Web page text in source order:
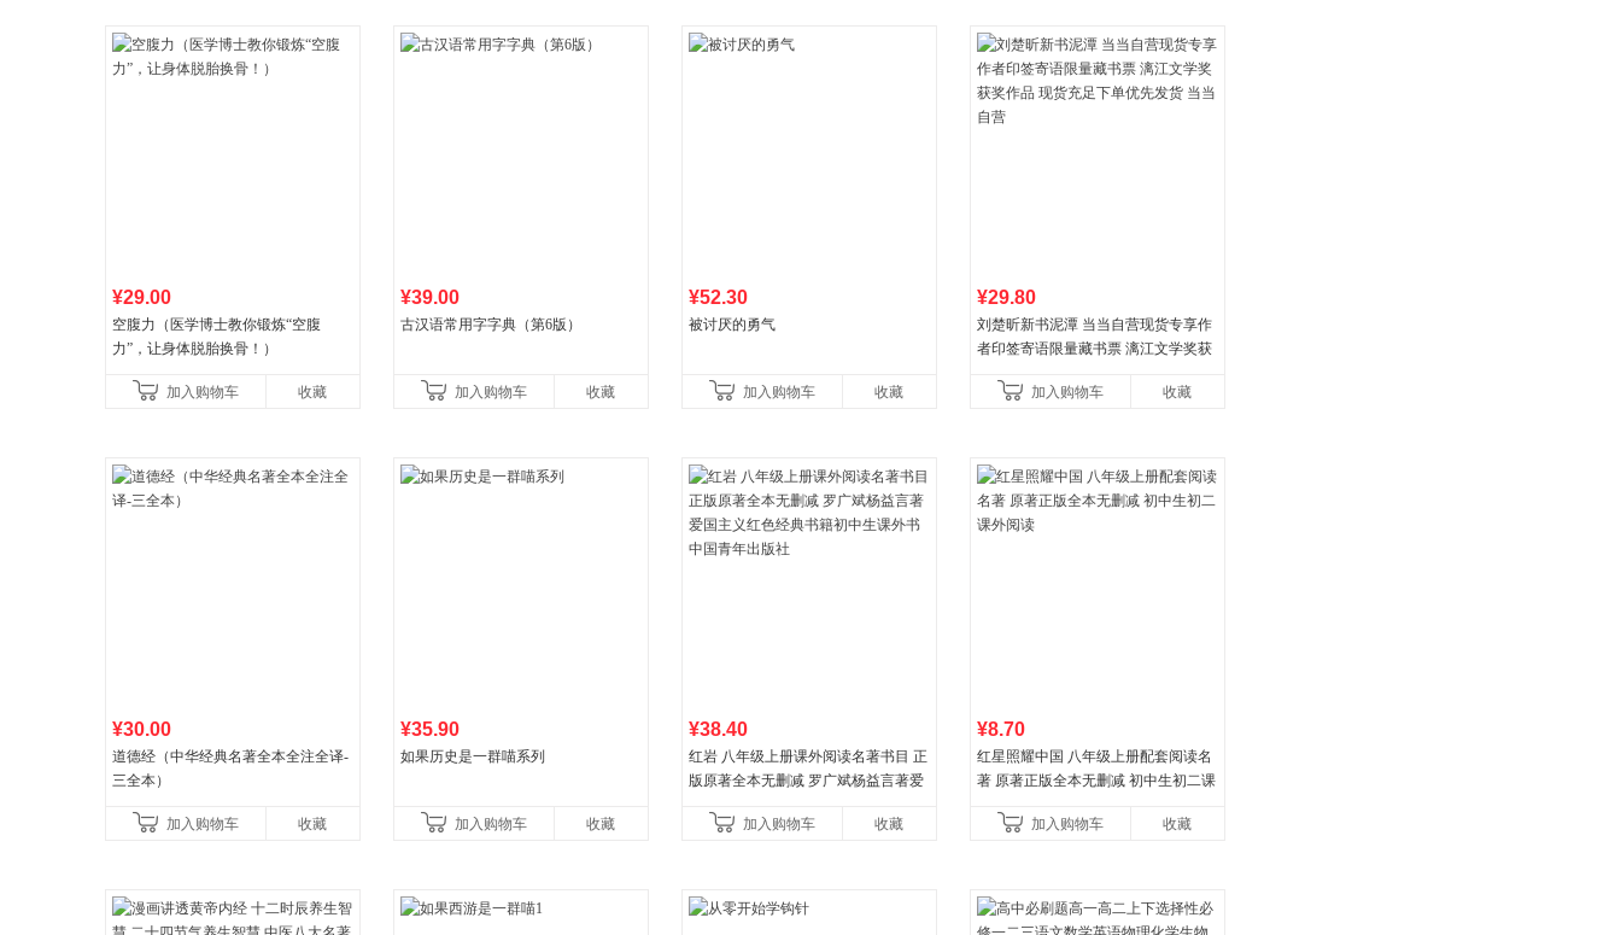
¥29.00
空腹力（医学博士教你锻炼“空腹
力”，让身体脱胎换骨！）
加入购物车 收藏
¥39.00
古汉语常用字字典（第6版）
加入购物车 收藏
¥52.30
被讨厌的勇气
加入购物车 收藏
¥29.80
刘楚昕新书泥潭 当当自营现货专享作
者印签寄语限量藏书票 漓江文学奖获
加入购物车 收藏
¥30.00
道德经（中华经典名著全本全注全译-
三全本）
加入购物车 收藏
¥35.90
如果历史是一群喵系列
加入购物车 收藏
¥38.40
红岩 八年级上册课外阅读名著书目 正
版原著全本无删减 罗广斌杨益言著爱
国青年出版社加入购物车 收藏
¥8.70
红星照耀中国 八年级上册配套阅读名
著 原著正版全本无删减 初中生初二课
加入购物车
收藏